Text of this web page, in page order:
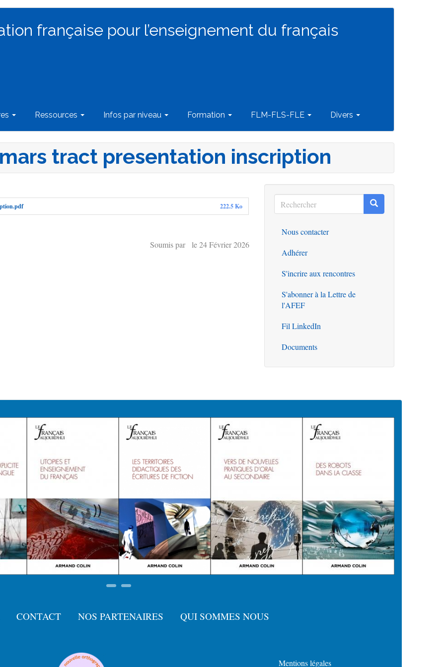
française pour l’enseignement du français
Ressources Infos par niveau Formation FLM-FLS-FLE Divers
tract presentation inscription
222.5 Ko
Soumis par le 24 Février 2026
Rechercher
Rechercher Rechercher
Outils
Nous contacter
Adhérer
S'incrire aux rencontres
S'abonner à la Lettre de
l'AFEF
Fil LinkedIn
Documents
CONTACT NOS PARTENAIRES QUI SOMMES NOUS
Mentions légales